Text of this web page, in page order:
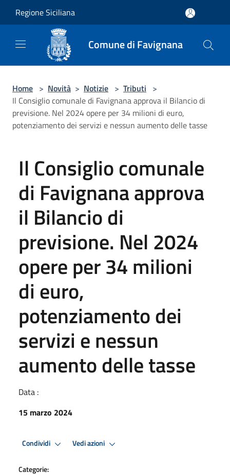
Regione Siciliana
Comune di Favignana
Home > Novità > Notizie > Tributi >
Il Consiglio comunale di Favignana approva il Bilancio di
previsione. Nel 2024 opere per 34 milioni di euro,
potenziamento dei servizi e nessun aumento delle tasse
Il Consiglio comunale
di Favignana approva
il Bilancio di
previsione. Nel 2024
opere per 34 milioni
di euro,
potenziamento dei
servizi e nessun
aumento delle tasse
Data :
15 marzo 2024
Condividi Vedi azioni
Categorie: